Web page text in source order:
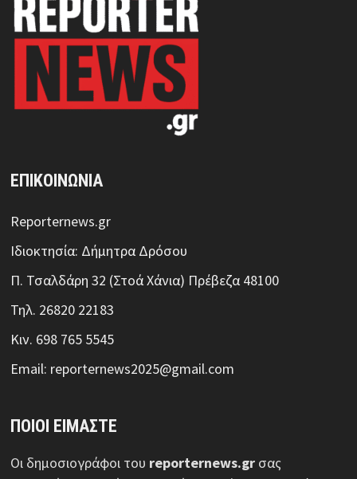
ΕΠΙΚΟΙΝΩΝΙΑ
Reporternews.gr
Ιδιοκτησία: Δήμητρα Δρόσου
Π. Τσαλδάρη 32 (Στοά Χάνια) Πρέβεζα 48100
Τηλ. 26820 22183
Κιν. 698 765 5545
Email: reporternews2025@gmail.com
ΠΟΙΟΙ ΕΙΜΑΣΤΕ
Οι δημοσιογράφοι του reporternews.gr σας